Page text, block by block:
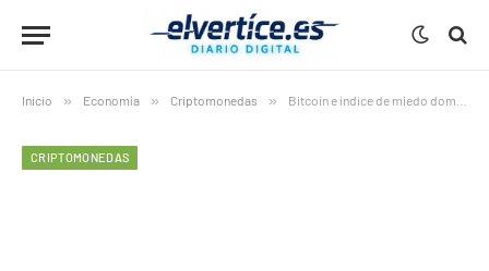
Inicio » Economía » Criptomonedas » Bitcoin e índice de miedo dominan el cierre de enero
CRIPTOMONEDAS